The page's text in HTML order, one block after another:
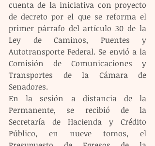
cuenta de la iniciativa con proyecto
de decreto por el que se reforma el
primer párrafo del artículo 30 de la
Ley de Caminos, Puentes y
Autotransporte Federal. Se envió a la
Comisión de Comunicaciones y
Transportes de la Cámara de
Senadores.
En la sesión a distancia de la
Permanente, se recibió de la
Secretaría de Hacienda y Crédito
Público, en nueve tomos, el